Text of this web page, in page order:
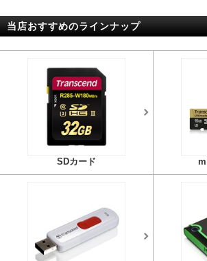
当店おすすめのラインナップ
SDカード